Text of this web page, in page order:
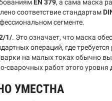
EN 379, а сама маска
соответствие стандартам
сегменте.
1/. Это означает, что маска
операций, где
на малых токах обычно
сварочных работ этого уровня
УМЕСТНА